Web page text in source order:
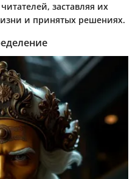
заставляя их
и принятых решениях.